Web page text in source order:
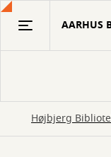
Gå
AARHUS
Højbjerg